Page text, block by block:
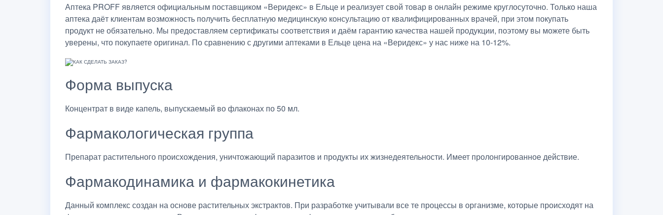
Аптека PROFF является официальным поставщиком «Веридекс» в Ельце и реализует свой товар в онлайн режиме круглосуточно. Только наша
аптека даёт клиентам возможность получить бесплатную медицинскую консультацию от квалифицированных врачей, при этом покупать
продукт не обязательно. Мы предоставляем сертификаты соответствия и даём гарантию качества нашей продукции, поэтому вы можете быть
уверены, что покупаете оригинал. По сравнению с другими аптеками в Ельце цена на «Веридекс» у нас ниже на 10-12%.
Форма выпуска
Концентрат в виде капель, выпускаемый во флаконах по 50 мл.
Фармакологическая группа
Препарат растительного происхождения, уничтожающий паразитов и продукты их жизнедеятельности. Имеет пролонгированное действие.
Фармакодинамика и фармакокинетика
Данный комплекс создан на основе растительных экстрактов. При разработке учитывали все те процессы в организме, которые происходят на